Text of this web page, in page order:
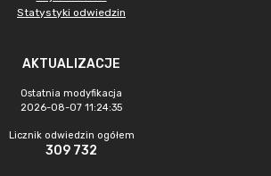
Statystyki odwiedzin
AKTUALIZACJE
Ostatnia modyfikacja
2026-08-07 11:24:35
Licznik odwiedzin ogółem
309 732